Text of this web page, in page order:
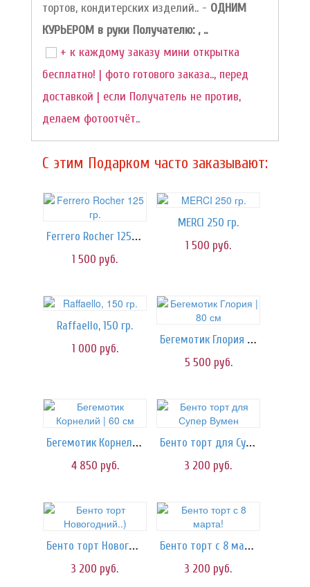
тортов, кондитерских изделий.. - ОДНИМ
КУРЬЕРОМ в руки Получателю: , ..
+ к каждому заказу мини открытка
бесплатно! | фото готового заказа.., перед
доставкой | если Получатель не против,
делаем фотоотчёт..
C этим Подарком часто заказывают:
Ferrero Rocher 125 гр.
1 500 руб.
MERCI 250 гр.
1 500 руб.
Raffaello, 150 гр.
1 000 руб.
Бегемотик Глория | 80 см
5 500 руб.
Бегемотик Корнелий | 60 см
4 850 руб.
Бенто торт для Супер Вумен
3 200 руб.
Бенто торт Новогодний..)
3 200 руб.
Бенто торт с 8 марта!
3 200 руб.